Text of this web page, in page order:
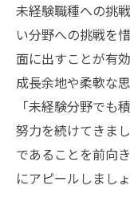
未経験職種への挑
い分野への挑戦を
面に出すことが有
成長余地や柔軟な
「未経験分野でも
努力を続けてきま
であることを前向
にアピールしましょ